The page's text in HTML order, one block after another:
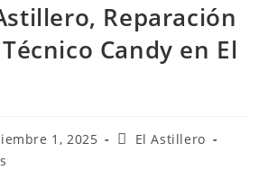
Reparación
Candy en El
1, 2025
Categoría
El Astillero